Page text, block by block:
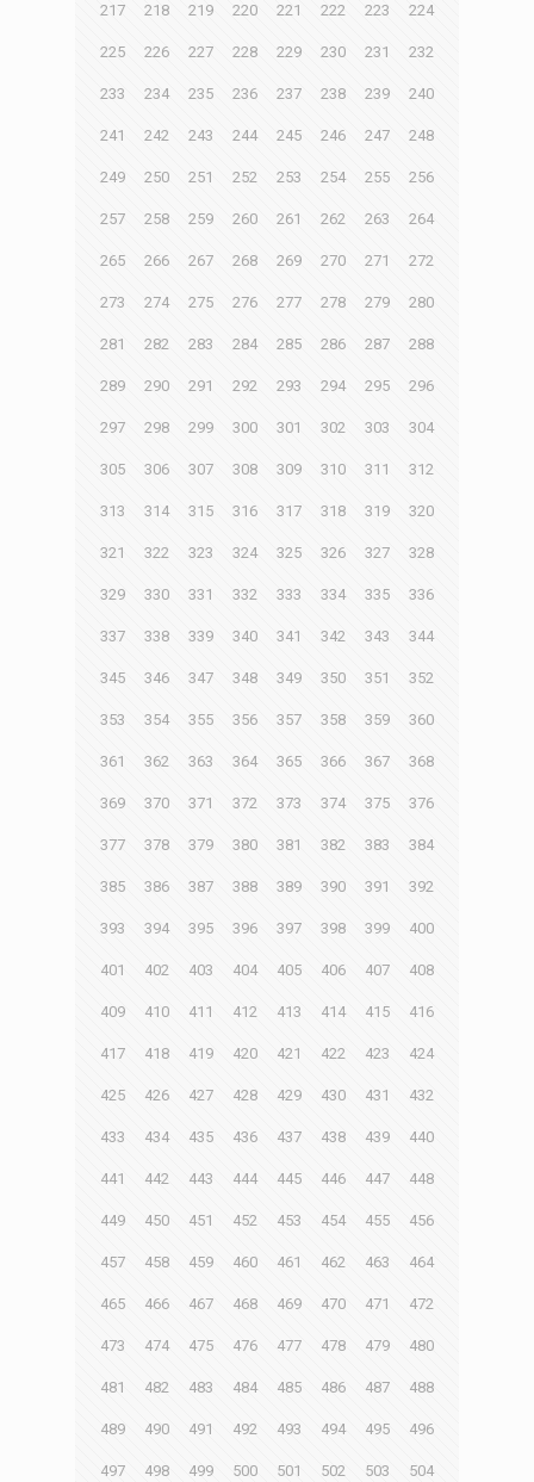
217 218 219 220 221 222 223 224
225 226 227 228 229 230 231 232
233 234 235 236 237 238 239 240
241 242 243 244 245 246 247 248
249 250 251 252 253 254 255 256
257 258 259 260 261 262 263 264
265 266 267 268 269 270 271 272
273 274 275 276 277 278 279 280
281 282 283 284 285 286 287 288
289 290 291 292 293 294 295 296
297 298 299 300 301 302 303 304
305 306 307 308 309 310 311 312
313 314 315 316 317 318 319 320
321 322 323 324 325 326 327 328
329 330 331 332 333 334 335 336
337 338 339 340 341 342 343 344
345 346 347 348 349 350 351 352
353 354 355 356 357 358 359 360
361 362 363 364 365 366 367 368
369 370 371 372 373 374 375 376
377 378 379 380 381 382 383 384
385 386 387 388 389 390 391 392
393 394 395 396 397 398 399 400
401 402 403 404 405 406 407 408
409 410 411 412 413 414 415 416
417 418 419 420 421 422 423 424
425 426 427 428 429 430 431 432
433 434 435 436 437 438 439 440
441 442 443 444 445 446 447 448
449 450 451 452 453 454 455 456
457 458 459 460 461 462 463 464
465 466 467 468 469 470 471 472
473 474 475 476 477 478 479 480
481 482 483 484 485 486 487 488
489 490 491 492 493 494 495 496
497 498 499 500 501 502 503 504